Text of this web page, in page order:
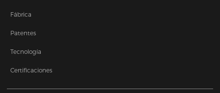
Fábrica
Patentes
Tecnología
Certificaciones